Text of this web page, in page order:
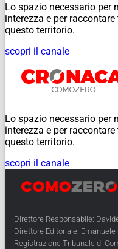
Lo spazio necessario per
interezza e per
questo territorio.
scopri il canale
Lo spazio necessario per
interezza e per
questo territorio.
scopri il canale
Direttore Responsabile:
Direttore Editoriale: Emanuele
Registrazione Tribunale di